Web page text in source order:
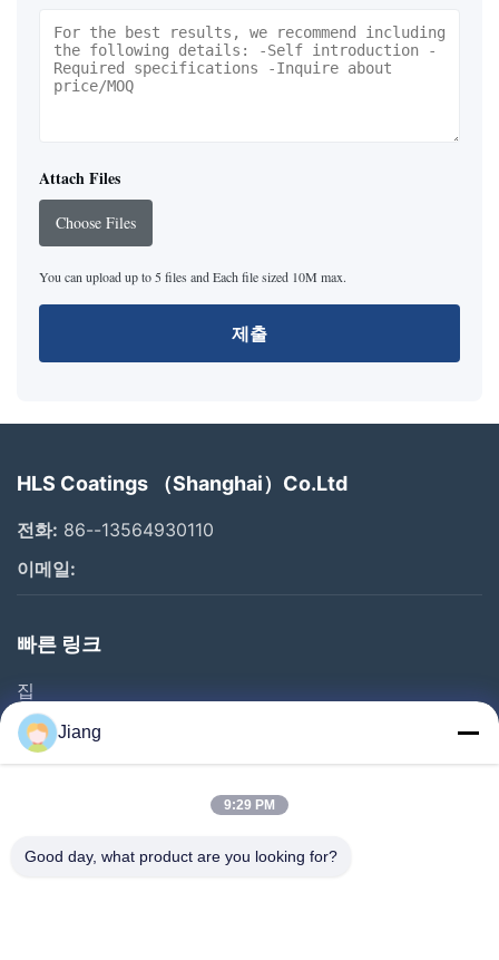
Attach Files
Choose Files
You can upload up to 5 files and Each file sized 10M max.
제출
HLS Coatings （Shanghai）Co.Ltd
전화: 86--13564930110
이메일:
빠른 링크
집
제품
비디오
우리 에 관한 것
Jiang
9:29 PM
Good day, what product are you looking for?